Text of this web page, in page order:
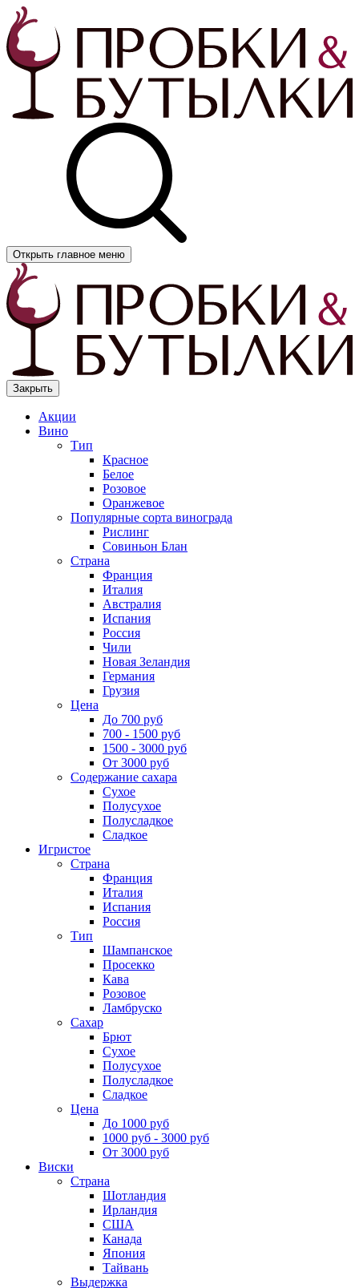
Открыть главное меню
Закрыть
Акции
Вино
Тип
Красное
Белое
Розовое
Оранжевое
Популярные сорта винограда
Рислинг
Совиньон Блан
Страна
Франция
Италия
Австралия
Испания
Россия
Чили
Новая Зеландия
Германия
Грузия
Цена
До 700 руб
700 - 1500 руб
1500 - 3000 руб
От 3000 руб
Содержание сахара
Сухое
Полусухое
Полусладкое
Сладкое
Игристое
Страна
Франция
Италия
Испания
Россия
Тип
Шампанское
Просекко
Кава
Розовое
Ламбруско
Сахар
Брют
Сухое
Полусухое
Полусладкое
Сладкое
Цена
До 1000 руб
1000 руб - 3000 руб
От 3000 руб
Виски
Страна
Шотландия
Ирландия
США
Канада
Япония
Тайвань
Выдержка